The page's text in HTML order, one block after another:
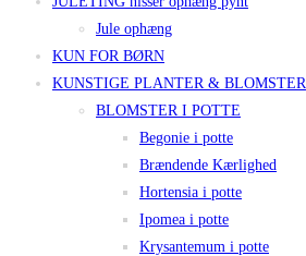
Jule ophæng
KUN FOR BØRN
KUNSTIGE PLANTER & BLOMSTER
BLOMSTER I POTTE
Begonie i potte
Brændende Kærlighed
Hortensia i potte
Ipomea i potte
Krysantemum i potte